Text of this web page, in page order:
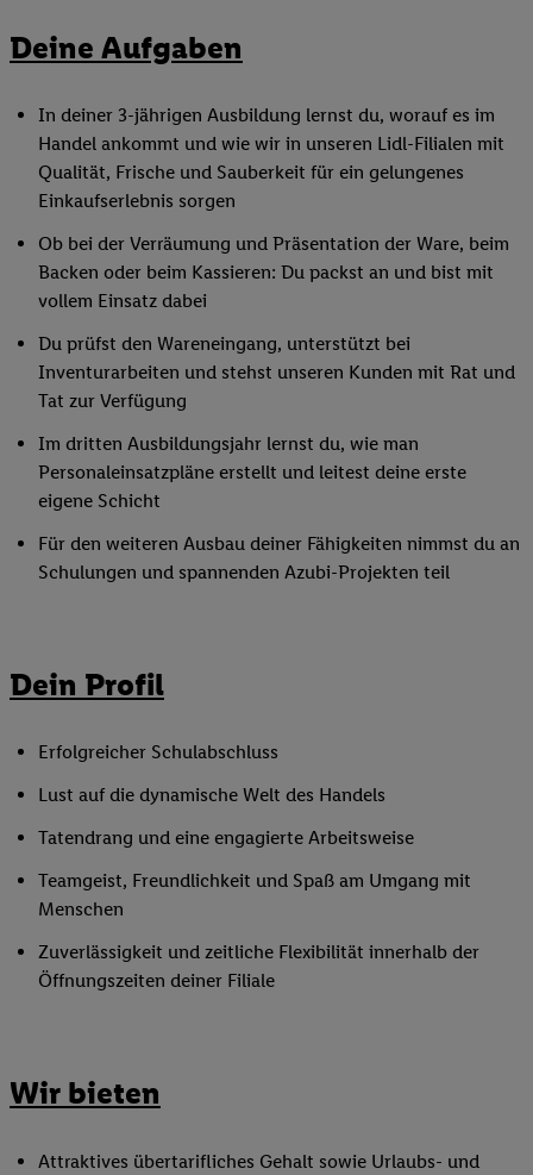
Deine Aufgaben
In deiner 3-jährigen Ausbildung lernst du, worauf es im
Handel ankommt und wie wir in unseren Lidl-Filialen mit
Qualität, Frische und Sauberkeit für ein gelungenes
Einkaufserlebnis sorgen
Ob bei der Verräumung und Präsentation der Ware, beim
Backen oder beim Kassieren: Du packst an und bist mit
vollem Einsatz dabei
Du prüfst den Wareneingang, unterstützt bei
Inventurarbeiten und stehst unseren Kunden mit Rat und
Tat zur Verfügung
Im dritten Ausbildungsjahr lernst du, wie man
Personaleinsatzpläne erstellt und leitest deine erste
eigene Schicht
Für den weiteren Ausbau deiner Fähigkeiten nimmst du an
Schulungen und spannenden Azubi-Projekten teil
Dein Profil
Erfolgreicher Schulabschluss
Lust auf die dynamische Welt des Handels
Tatendrang und eine engagierte Arbeitsweise
Teamgeist, Freundlichkeit und Spaß am Umgang mit
Menschen
Zuverlässigkeit und zeitliche Flexibilität innerhalb der
Öffnungszeiten deiner Filiale
Wir bieten
Attraktives übertarifliches Gehalt sowie Urlaubs- und